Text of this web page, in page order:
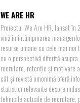
WE ARE HR
Proiectul We Are HR, lansat în
vină în întâmpinarea
resurse umane cu cele mai noi
cu o perspectivă diferită
recrutare, retenție și motivare
cât și revistă omonimă oferă
statistici relevante despre
tehnicile actuale de recrutare,